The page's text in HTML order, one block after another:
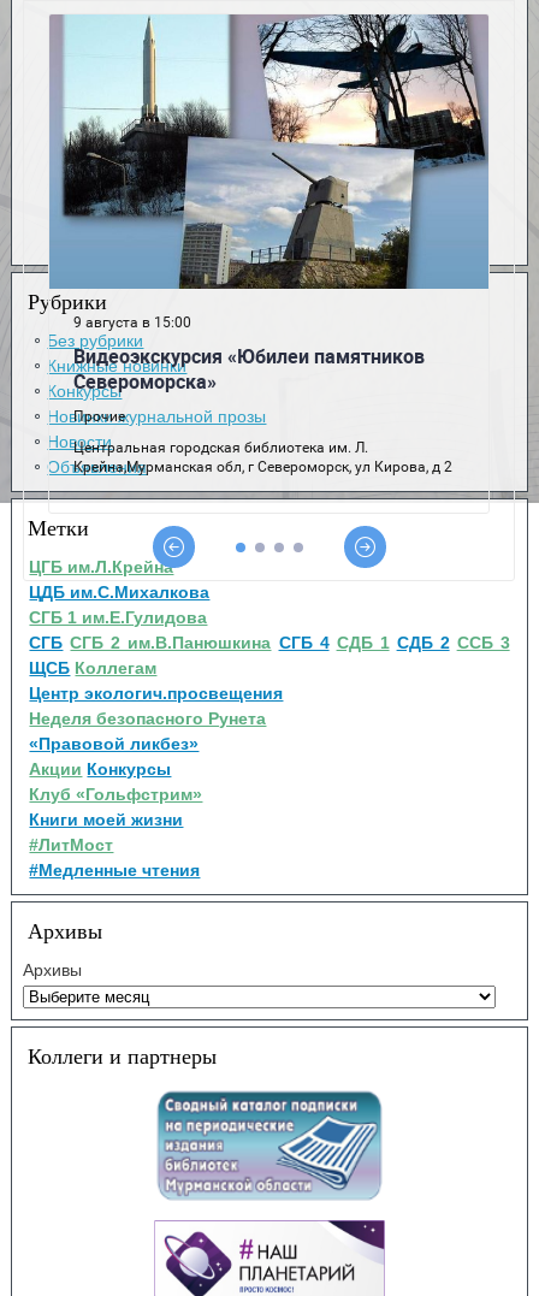
Рубрики
Без рубрики
Книжные новинки
Конкурсы
Новинки журнальной прозы
Новости
Объявления
Метки
ЦГБ им.Л.Крейна
ЦДБ им.С.Михалкова
СГБ 1 им.Е.Гулидова
СГБ СГБ 2 им.В.Панюшкина СГБ 4 СДБ 1 СДБ 2 ССБ 3
ЩСБ Коллегам
Центр экологич.просвещения
Неделя безопасного Рунета
«Правовой ликбез»
Акции Конкурсы
Клуб «Гольфстрим»
Книги моей жизни
#ЛитМост
#Медленные чтения
Архивы
Архивы
Коллеги и партнеры